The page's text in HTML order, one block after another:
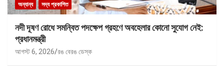
অন্যান্য সদ্য প্রকাশিত
নদী দূষণ রোধে সমন্বিত পদক্ষেপ গ্রহণে অবহেলার কোনো সুযোগ নেই:
প্রধানমন্ত্রী
আগস্ট 6, 2026 রঙ বেরঙ ডেস্ক